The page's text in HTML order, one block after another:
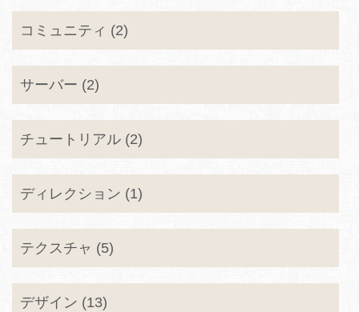
コミュニティ (2)
サーバー (2)
チュートリアル (2)
ディレクション (1)
テクスチャ (5)
デザイン (13)